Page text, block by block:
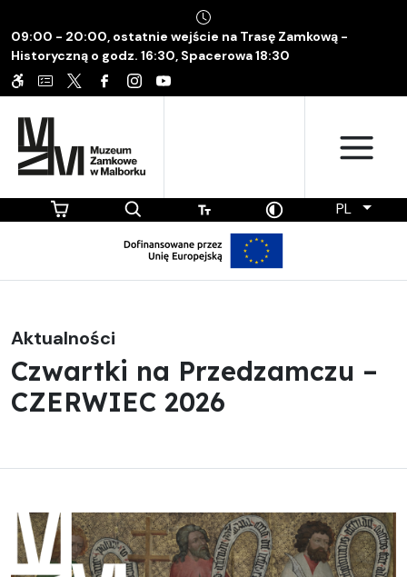
09:00 - 20:00, ostatnie wejście na Trasę Zamkową -
Historyczną o godz. 16:30, Spacerowa 18:30
PL
Aktualności
Czwartki na Przedzamczu –
CZERWIEC 2026